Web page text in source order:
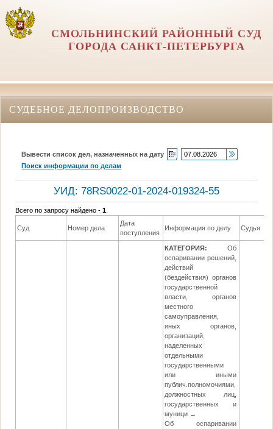
СМОЛЬНИНСКИЙ РАЙОННЫЙ СУД
ГОРОДА САНКТ-ПЕТЕРБУРГА
СУДЕБНОЕ ДЕЛОПРОИЗВОДСТВО
Вывести список дел, назначенных на дату
Поиск информации по делам
УИД: 78RS0022-01-2024-019324-55
Всего по запросу найдено -1
Суд Номер дела
Дата
поступления
Информация по делу Судья
КАТЕГОРИЯ:
Об
оспаривании решений,
действий
(бездействия) органов
государственной
власти, органов
местного
самоуправления,
иных органов,
организаций,
наделенных
отдельными
государственными
или иными
публич.полномочиями,
должностных лиц,
государственных и
муници →
Об оспаривании